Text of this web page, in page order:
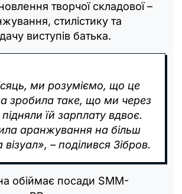
творчої складової –
стилістику та
виступів батька.
ми розуміємо, що це
зробила таке, що ми через
підняли їй зарплату вдвоє.
аранжування на більш
візуал», – поділився Зібров.
обіймає посади SMM-